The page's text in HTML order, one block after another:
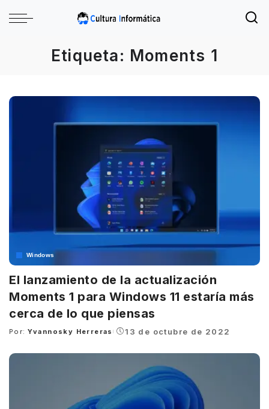
Etiqueta: Moments 1
Windows
El lanzamiento de la actualización
Moments 1 para Windows 11 estaría más
cerca de lo que piensas
Posted
Por: Yvannosky Herreras 13 de octubre de 2022